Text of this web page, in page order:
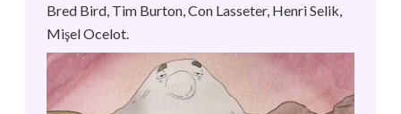
Bred Bird, Tim Burton, Con Lasseter, Henri Selik,
Mişel Ocelot.